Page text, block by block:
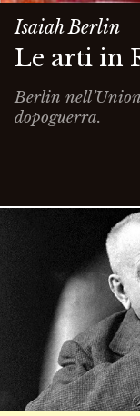
Isaiah Berlin
Le arti in
Berlin
dopoguerra.